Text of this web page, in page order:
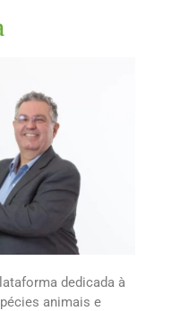
dedicada à
animais e